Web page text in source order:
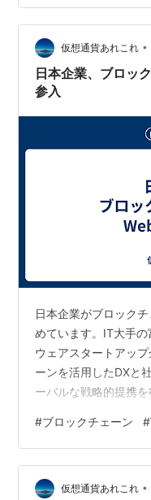
ダビ、ドバイ、ニュ
ランド、リトアニア
承認または認可を確保
ナンスにとって東ア
仮想通貨あれこれ •
日本企業、ブロッ
参入
日本企業がブロック
めています。IT大手
ウェアスタートアッ
ーンを活用したDXと
ーバルな戦略的提携
を富士通の「Fujitsu
てグローバルに販売
のシステム開発を加
SettleMintは、販売・
#ブロックチェーン #
仮想通貨あれこれ •